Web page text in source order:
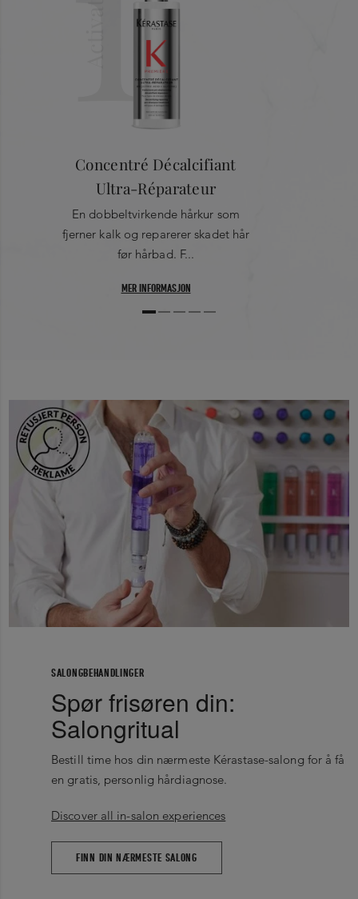
inn i hårets indre lag for å reparere i dybden. Resultatet er at
ødelagte bindinger mellom keratinkjedene kobles sammen
igjen, slik at man oppnår en dramatisk reduksjon i knekte
Concentré Décalcifiant
Ultra-Réparateur
En dobbeltvirkende hårkur som
fjerner kalk og reparerer skadet hår
før hårbad. F...
MER INFORMASJON
SALONGBEHANDLINGER
Spør frisøren din:
Salongritual
Bestill time hos din nærmeste Kérastase-salong for å få
en gratis, personlig hårdiagnose.
Discover all in-salon experiences
FINN DIN NÆRMESTE SALONG